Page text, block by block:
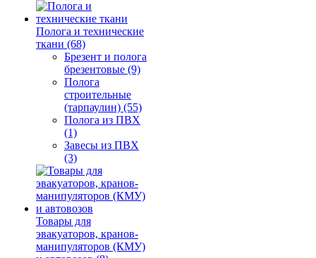
Полога и технические
ткани (68)
Брезент и полога
брезентовые (9)
Полога
строительные
(тарпаулин) (55)
Полога из ПВХ
(1)
Завесы из ПВХ
(3)
Товары для
эвакуаторов, кранов-
манипуляторов (КМУ)